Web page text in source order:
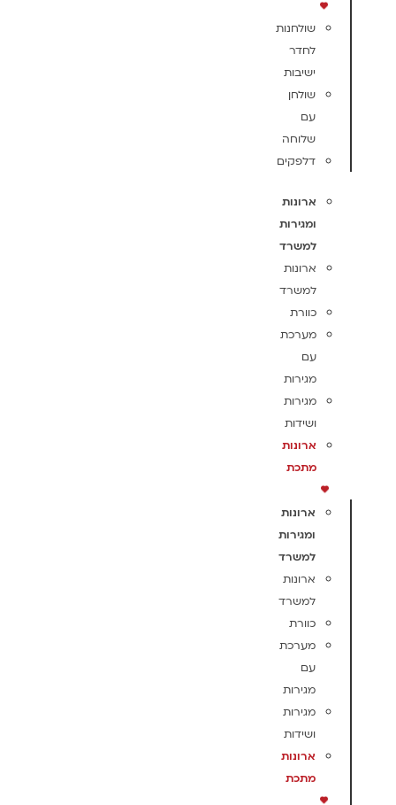
שולחנות
לחדר
ישיבות
שולחן
עם
שלוחה
דלפקים
ארונות
ומגירות
למשרד
ארונות
למשרד
כוורת
מערכת
עם
מגירות
מגירות
ושידות
ארונות
מתכת
ארונות
ומגירות
למשרד
ארונות
למשרד
כוורת
מערכת
עם
מגירות
מגירות
ושידות
ארונות
מתכת